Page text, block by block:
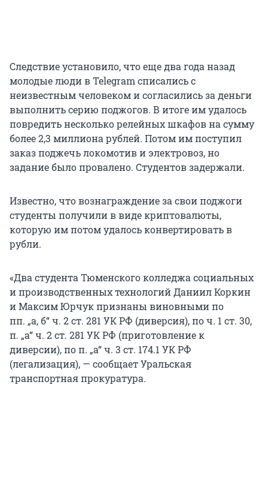
Следствие установило, что еще два года назад
молодые люди в Telegram списались с
неизвестным человеком и согласились за деньги
выполнить серию поджогов. В итоге им удалось
повредить несколько релейных шкафов на сумму
более 2,3 миллиона рублей. Потом им поступил
заказ поджечь локомотив и электровоз, но
задание было провалено. Студентов задержали.
Известно, что вознаграждение за свои поджоги
студенты получили в виде криптовалюты,
которую им потом удалось конвертировать в
рубли.
«Два студента Тюменского колледжа социальных
и производственных технологий Даниил Коркин
и Максим Юрчук признаны виновными по
пп. „а, б“ ч. 2 ст. 281 УК РФ (диверсия), поч. 1 ст. 30,
п. „а“ ч. 2 ст. 281 УК РФ (приготовление к
диверсии), поп. „а“ ч. 3 ст. 174.1 УК РФ
(легализация), — сообщает Уральская
транспортная прокуратура.